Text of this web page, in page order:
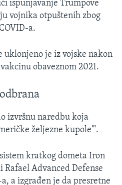
ispunjavanje Trumpove
vojnika otpuštenih zbog
a.
je iz vojske nakon
obaveznom 2021.
izvršnu naredbu koja
željezne kupole'".
kratkog dometa Iron
Advanced Defense
a izgrađen je da presretne